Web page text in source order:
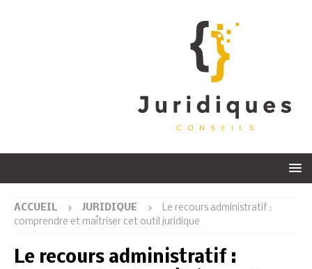
ACCUEIL JURIDIQUE
Le recours administratif :
comprendre et maîtriser cet outil juridique
Le recours administratif :